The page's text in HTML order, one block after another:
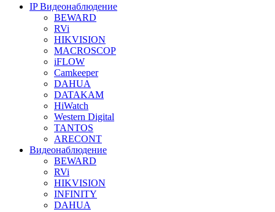
IP Видеонаблюдение
BEWARD
RVi
HIKVISION
MACROSCOP
iFLOW
Camkeeper
DAHUA
DATAKAM
HiWatch
Western Digital
TANTOS
ARECONT
Видеонаблюдение
BEWARD
RVi
HIKVISION
INFINITY
DAHUA